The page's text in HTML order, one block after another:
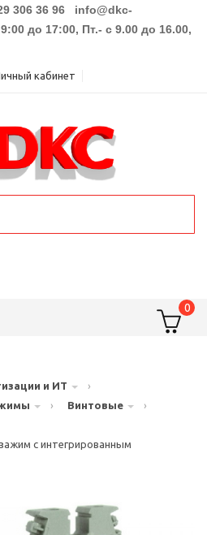
306 36 96 info@dkc-
до 17:00, Пт.- с 9.00 до 16.00,
кабинет
0
и ИТ
›
› Винтовые
›
с интегрированным